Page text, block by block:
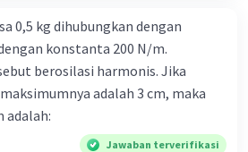
0,5 kg dihubungkan dengan
konstanta 200 N/m.
berosilasi harmonis. Jika
adalah 3 cm, maka
adalah:
Jawaban terverifikasi